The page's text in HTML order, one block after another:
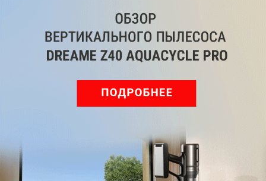
Влияет ли выбор аудиоплеера на качество
помощью программы RightMark Audio Analizer и
получил неожиданные результаты.
Программа RightMark Audio Analizer
предназначена для оценки качества аналоговых и